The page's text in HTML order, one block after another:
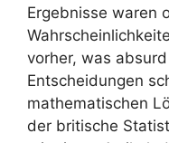
Ergebnisse waren
vorher, was
Entscheidungen
mathematischen
der britische